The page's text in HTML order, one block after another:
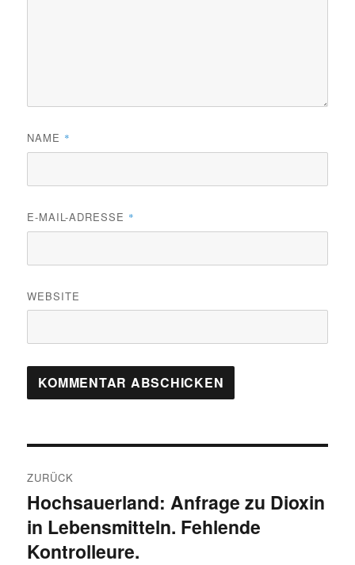
NAME *
E-MAIL-ADRESSE *
WEBSITE
ZURÜCK
Vorheriger
Beitrag:
Hochsauerland: Anfrage zu Dioxin
in Lebensmitteln. Fehlende
Kontrolleure.